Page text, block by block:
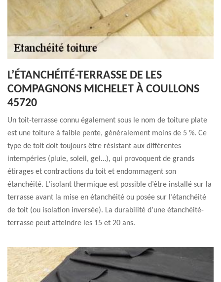
L’ÉTANCHÉITÉ-TERRASSE DE LES
COMPAGNONS MICHELET À COULLONS
45720
Un toit-terrasse connu également sous le nom de toiture plate
est une toiture à faible pente, généralement moins de 5 %. Ce
type de toit doit toujours être résistant aux différentes
intempéries (pluie, soleil, gel…), qui provoquent de grands
étirages et contractions du toit et endommagent son
étanchéité. L’isolant thermique est possible d’être installé sur la
terrasse avant la mise en étanchéité ou posée sur l’étanchéité
de toit (ou isolation inversée). La durabilité d’une étanchéité-
terrasse peut atteindre les 15 et 20 ans.